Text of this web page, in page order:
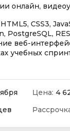
онлайн,
HTML5, CSS3,
PostgreSQL,
веб-
учебных
Цена: 4